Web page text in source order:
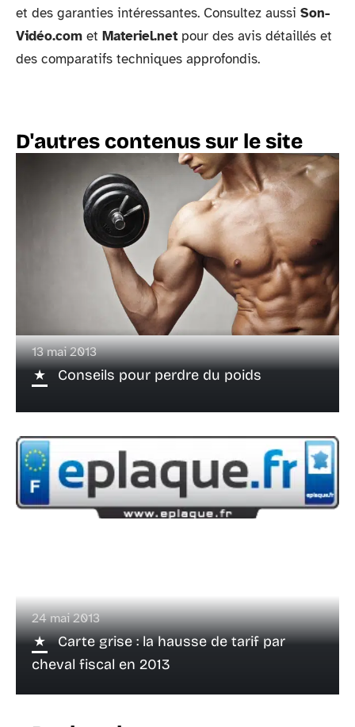
et des garanties intéressantes. Consultez aussi Son-
Vidéo.com et Materiel.net pour des avis détaillés et
des comparatifs techniques approfondis.
D'autres contenus sur le site
13 mai 2013
Conseils pour perdre du poids
24 mai 2013
Carte grise : la hausse de tarif par
cheval fiscal en 2013